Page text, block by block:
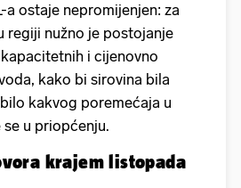
a ostaje nepromijenjen: za
regiji nužno je postojanje
i cijenovno
kako bi sirovina bila
kakvog poremećaja u
u priopćenju.
krajem listopada